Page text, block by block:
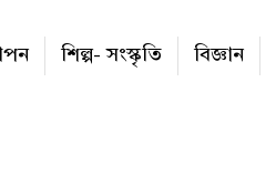
শিল্প- সংস্কৃতি বিজ্ঞান